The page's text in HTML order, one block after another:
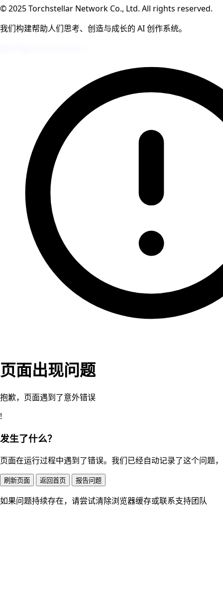
© 2025 Torchstellar Network Co., Ltd. All rights reserved.
我们构建帮助人们思考、创造与成长的 AI 创作系统。
页面出现问题
抱歉，页面遇到了意外错误
!
发生了什么？
页面在运行过程中遇到了错误。我们已经自动记录了这个问题
刷新页面 返回首页 报告问题
如果问题持续存在，请尝试清除浏览器缓存或联系支持团队